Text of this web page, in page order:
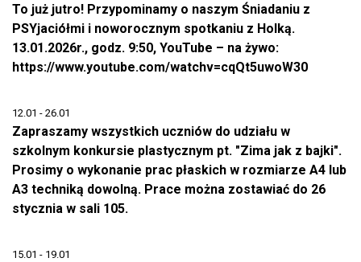
To już jutro! Przypominamy o naszym Śniadaniu z
PSYjaciółmi i noworocznym spotkaniu z Holką.
13.01.2026r., godz. 9:50, YouTube – na żywo:
https://www.youtube.com/watchv=cqQt5uwoW30
12.01 - 26.01
Zapraszamy wszystkich uczniów do udziału w
szkolnym konkursie plastycznym pt. "Zima jak z bajki".
Prosimy o wykonanie prac płaskich w rozmiarze A4 lub
A3 techniką dowolną. Prace można zostawiać do 26
stycznia w sali 105.
15.01 - 19.01